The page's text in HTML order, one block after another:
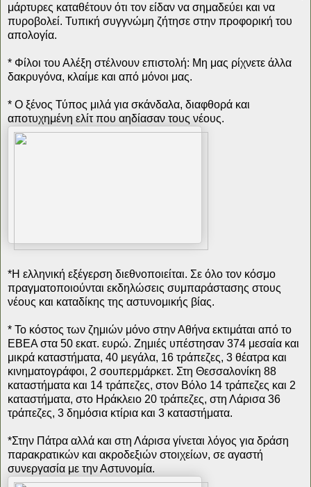
μάρτυρες καταθέτουν ότι τον είδαν να σημαδεύει και να
πυροβολεί. Τυπική συγγνώμη ζήτησε στην προφορική του
απολογία.
* Φίλοι του Αλέξη στέλνουν επιστολή: Μη μας ρίχνετε άλλα
δακρυγόνα, κλαίμε και από μόνοι μας.
* Ο ξένος Τύπος μιλά για σκάνδαλα, διαφθορά και
αποτυχημένη ελίτ που αηδίασαν τους νέους.
*Η ελληνική εξέγερση διεθνοποιείται. Σε όλο τον κόσμο
πραγματοποιούνται εκδηλώσεις συμπαράστασης στους
νέους και καταδίκης της αστυνομικής βίας.
* Το κόστος των ζημιών μόνο στην Αθήνα εκτιμάται από το
ΕΒΕΑ στα 50 εκατ. ευρώ. Ζημιές υπέστησαν 374 μεσαία και
μικρά καταστήματα, 40 μεγάλα, 16 τράπεζες, 3 θέατρα και
κινηματογράφοι, 2 σουπερμάρκετ. Στη Θεσσαλονίκη 88
καταστήματα και 14 τράπεζες, στον Βόλο 14 τράπεζες και 2
καταστήματα, στο Ηράκλειο 20 τράπεζες, στη Λάρισα 36
τράπεζες, 3 δημόσια κτίρια και 3 καταστήματα.
*Στην Πάτρα αλλά και στη Λάρισα γίνεται λόγος για δράση
παρακρατικών και ακροδεξιών στοιχείων, σε αγαστή
συνεργασία με την Αστυνομία.